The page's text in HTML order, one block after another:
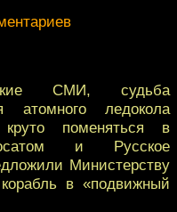
СМИ, судьба
атомного ледокола
поменяться в
и Русское
Министерству
в «подвижный